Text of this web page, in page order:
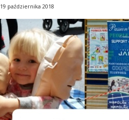
19 października 2018